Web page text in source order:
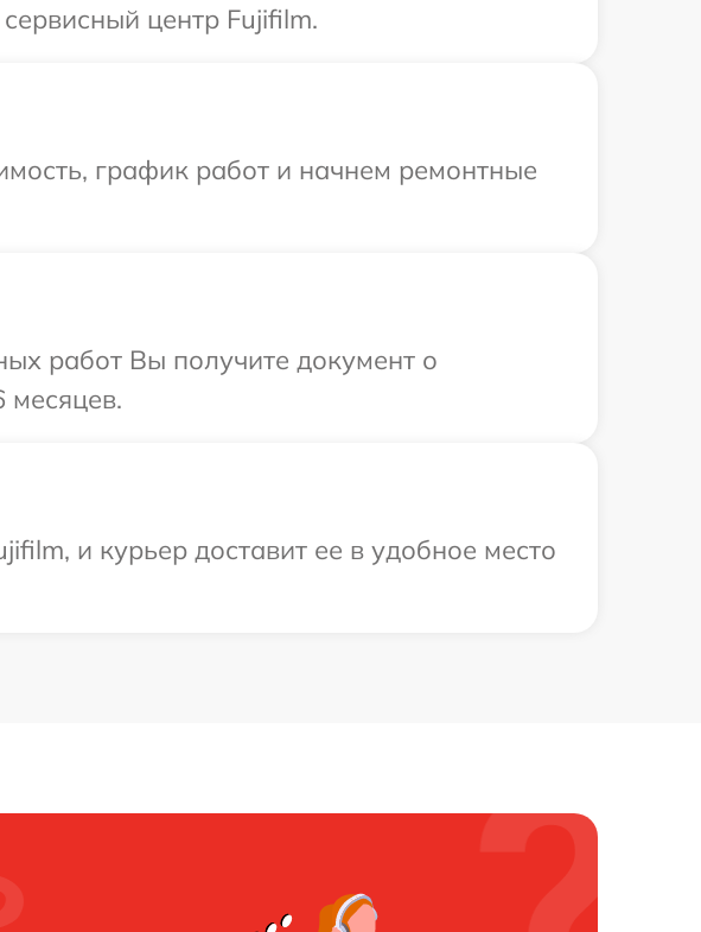
центр Fujifilm.
график работ и начнем ремонтные
работ Вы получите документ о
месяцев.
и курьер доставит ее в удобное место